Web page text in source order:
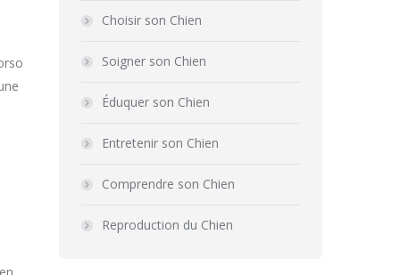
Choisir son Chien
Soigner son Chien
Éduquer son Chien
Entretenir son Chien
Comprendre son Chien
Reproduction du Chien